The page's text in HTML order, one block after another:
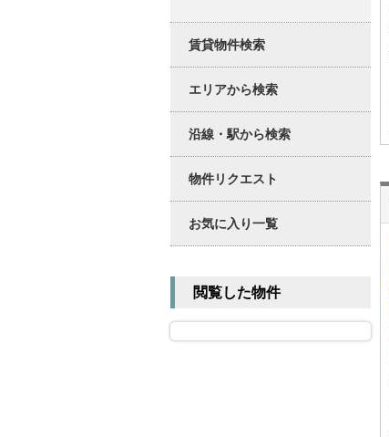
賃貸物件検索
エリアから検索
沿線・駅から検索
物件リクエスト
お気に入り一覧
閲覧した物件